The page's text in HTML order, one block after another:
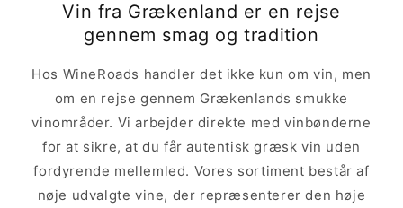
Vin fra Grækenland er en rejse
gennem smag og tradition
Hos WineRoads handler det ikke kun om vin, men
om en rejse gennem Grækenlands smukke
vinområder. Vi arbejder direkte med vinbønderne
for at sikre, at du får autentisk græsk vin uden
fordyrende mellemled. Vores sortiment består af
nøje udvalgte vine, der repræsenterer den høje